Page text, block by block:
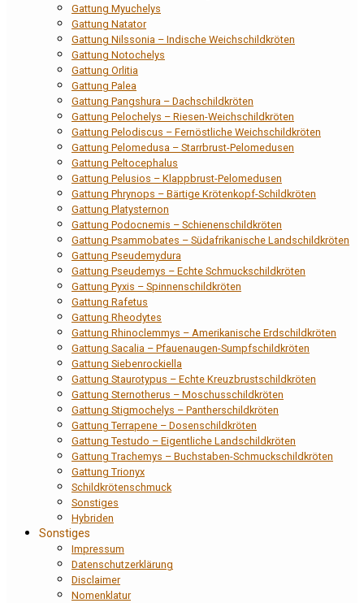
Gattung Myuchelys
Gattung Natator
Gattung Nilssonia – Indische Weichschildkröten
Gattung Notochelys
Gattung Orlitia
Gattung Palea
Gattung Pangshura – Dachschildkröten
Gattung Pelochelys – Riesen-Weichschildkröten
Gattung Pelodiscus – Fernöstliche Weichschildkröten
Gattung Pelomedusa – Starrbrust-Pelomedusen
Gattung Peltocephalus
Gattung Pelusios – Klappbrust-Pelomedusen
Gattung Phrynops – Bärtige Krötenkopf-Schildkröten
Gattung Platysternon
Gattung Podocnemis – Schienenschildkröten
Gattung Psammobates – Südafrikanische Landschildkröten
Gattung Pseudemydura
Gattung Pseudemys – Echte Schmuckschildkröten
Gattung Pyxis – Spinnenschildkröten
Gattung Rafetus
Gattung Rheodytes
Gattung Rhinoclemmys – Amerikanische Erdschildkröten
Gattung Sacalia – Pfauenaugen-Sumpfschildkröten
Gattung Siebenrockiella
Gattung Staurotypus – Echte Kreuzbrustschildkröten
Gattung Sternotherus – Moschusschildkröten
Gattung Stigmochelys – Pantherschildkröten
Gattung Terrapene – Dosenschildkröten
Gattung Testudo – Eigentliche Landschildkröten
Gattung Trachemys – Buchstaben-Schmuckschildkröten
Gattung Trionyx
Schildkrötenschmuck
Sonstiges
Hybriden
Sonstiges
Impressum
Datenschutzerklärung
Disclaimer
Nomenklatur